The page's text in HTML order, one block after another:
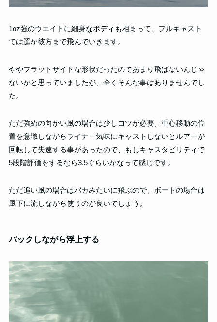
1oz強のウエイトに細身なボディも相まって、フルキャスト
では遥か彼方まで飛んでいきます。
ややフラットサイドな形状だったのであまり飛ばないんじゃ
ないかと思っていましたが、全くそんな事はありませんでし
た。
ただ強めの向かい風の場合は少しコツが必要。重心移動の位
置を意識しながらライナー気味にキャストしないとルアーが
回転して失速する事があったので、もしキャスタビリティで
5段階評価をするなら3.5ぐらいかなって感じです。
ただ追い風の場合はバカみたいに飛ぶので、ボートの場合は
風下に流しながら使うのが良いでしょう。
バックしながら浮上する